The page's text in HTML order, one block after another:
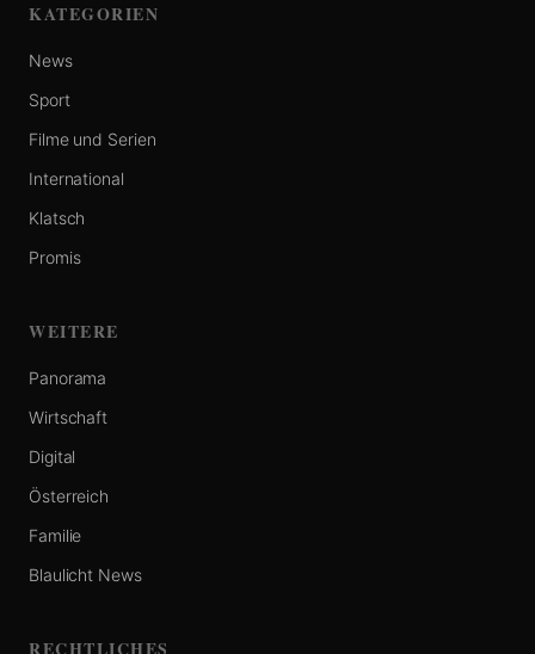
KATEGORIEN
News
Sport
Filme und Serien
International
Klatsch
Promis
WEITERE
Panorama
Wirtschaft
Digital
Österreich
Familie
Blaulicht News
RECHTLICHES